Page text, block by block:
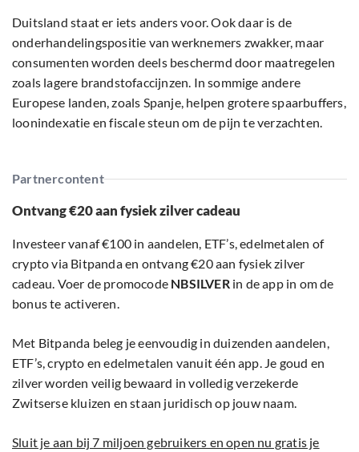
Duitsland staat er iets anders voor. Ook daar is de
onderhandelingspositie van werknemers zwakker, maar
consumenten worden deels beschermd door maatregelen
zoals lagere brandstofaccijnzen. In sommige andere
Europese landen, zoals Spanje, helpen grotere spaarbuffers,
loonindexatie en fiscale steun om de pijn te verzachten.
Partnercontent
Ontvang €20 aan fysiek zilver cadeau
Investeer vanaf €100 in aandelen, ETF’s, edelmetalen of
crypto via Bitpanda en ontvang €20 aan fysiek zilver
cadeau. Voer de promocode NBSILVERin de app in om de
bonus te activeren.
Met Bitpanda beleg je eenvoudig in duizenden aandelen,
ETF’s, crypto en edelmetalen vanuit één app. Je goud en
zilver worden veilig bewaard in volledig verzekerde
Zwitserse kluizen en staan juridisch op jouw naam.
Sluit je aan bij 7 miljoen gebruikers en open nu gratis je